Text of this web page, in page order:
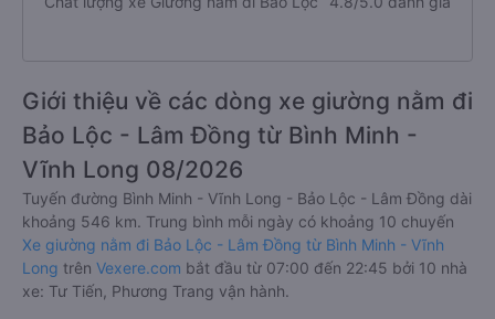
Giới thiệu về các dòng xe giường nằm đi
Bảo Lộc - Lâm Đồng từ Bình Minh -
Vĩnh Long 08/2026
Tuyến đường Bình Minh - Vĩnh Long - Bảo Lộc - Lâm Đồng dài
khoảng 546 km. Trung bình mỗi ngày có khoảng 10 chuyến
Xe giường nằm đi Bảo Lộc - Lâm Đồng từ Bình Minh - Vĩnh
Long trên Vexere.com bắt đầu từ 07:00 đến 22:45 bởi 10 nhà
xe: Tư Tiến, Phương Trang vận hành.